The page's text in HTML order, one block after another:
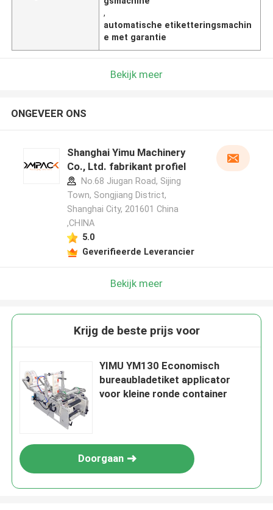
,
automatische etiketteringsmachin
e met garantie
Bekijk meer
ONGEVEER ONS
Shanghai Yimu Machinery
Co., Ltd. fabrikant profiel
No.68 Jiugan Road, Sijing
Town, Songjiang District,
Shanghai City, 201601 China
,CHINA
5.0
Geverifieerde Leverancier
Bekijk meer
Krijg de beste prijs voor
YIMU YM130 Economisch
bureaubladetiket applicator
voor kleine ronde container
Doorgaan